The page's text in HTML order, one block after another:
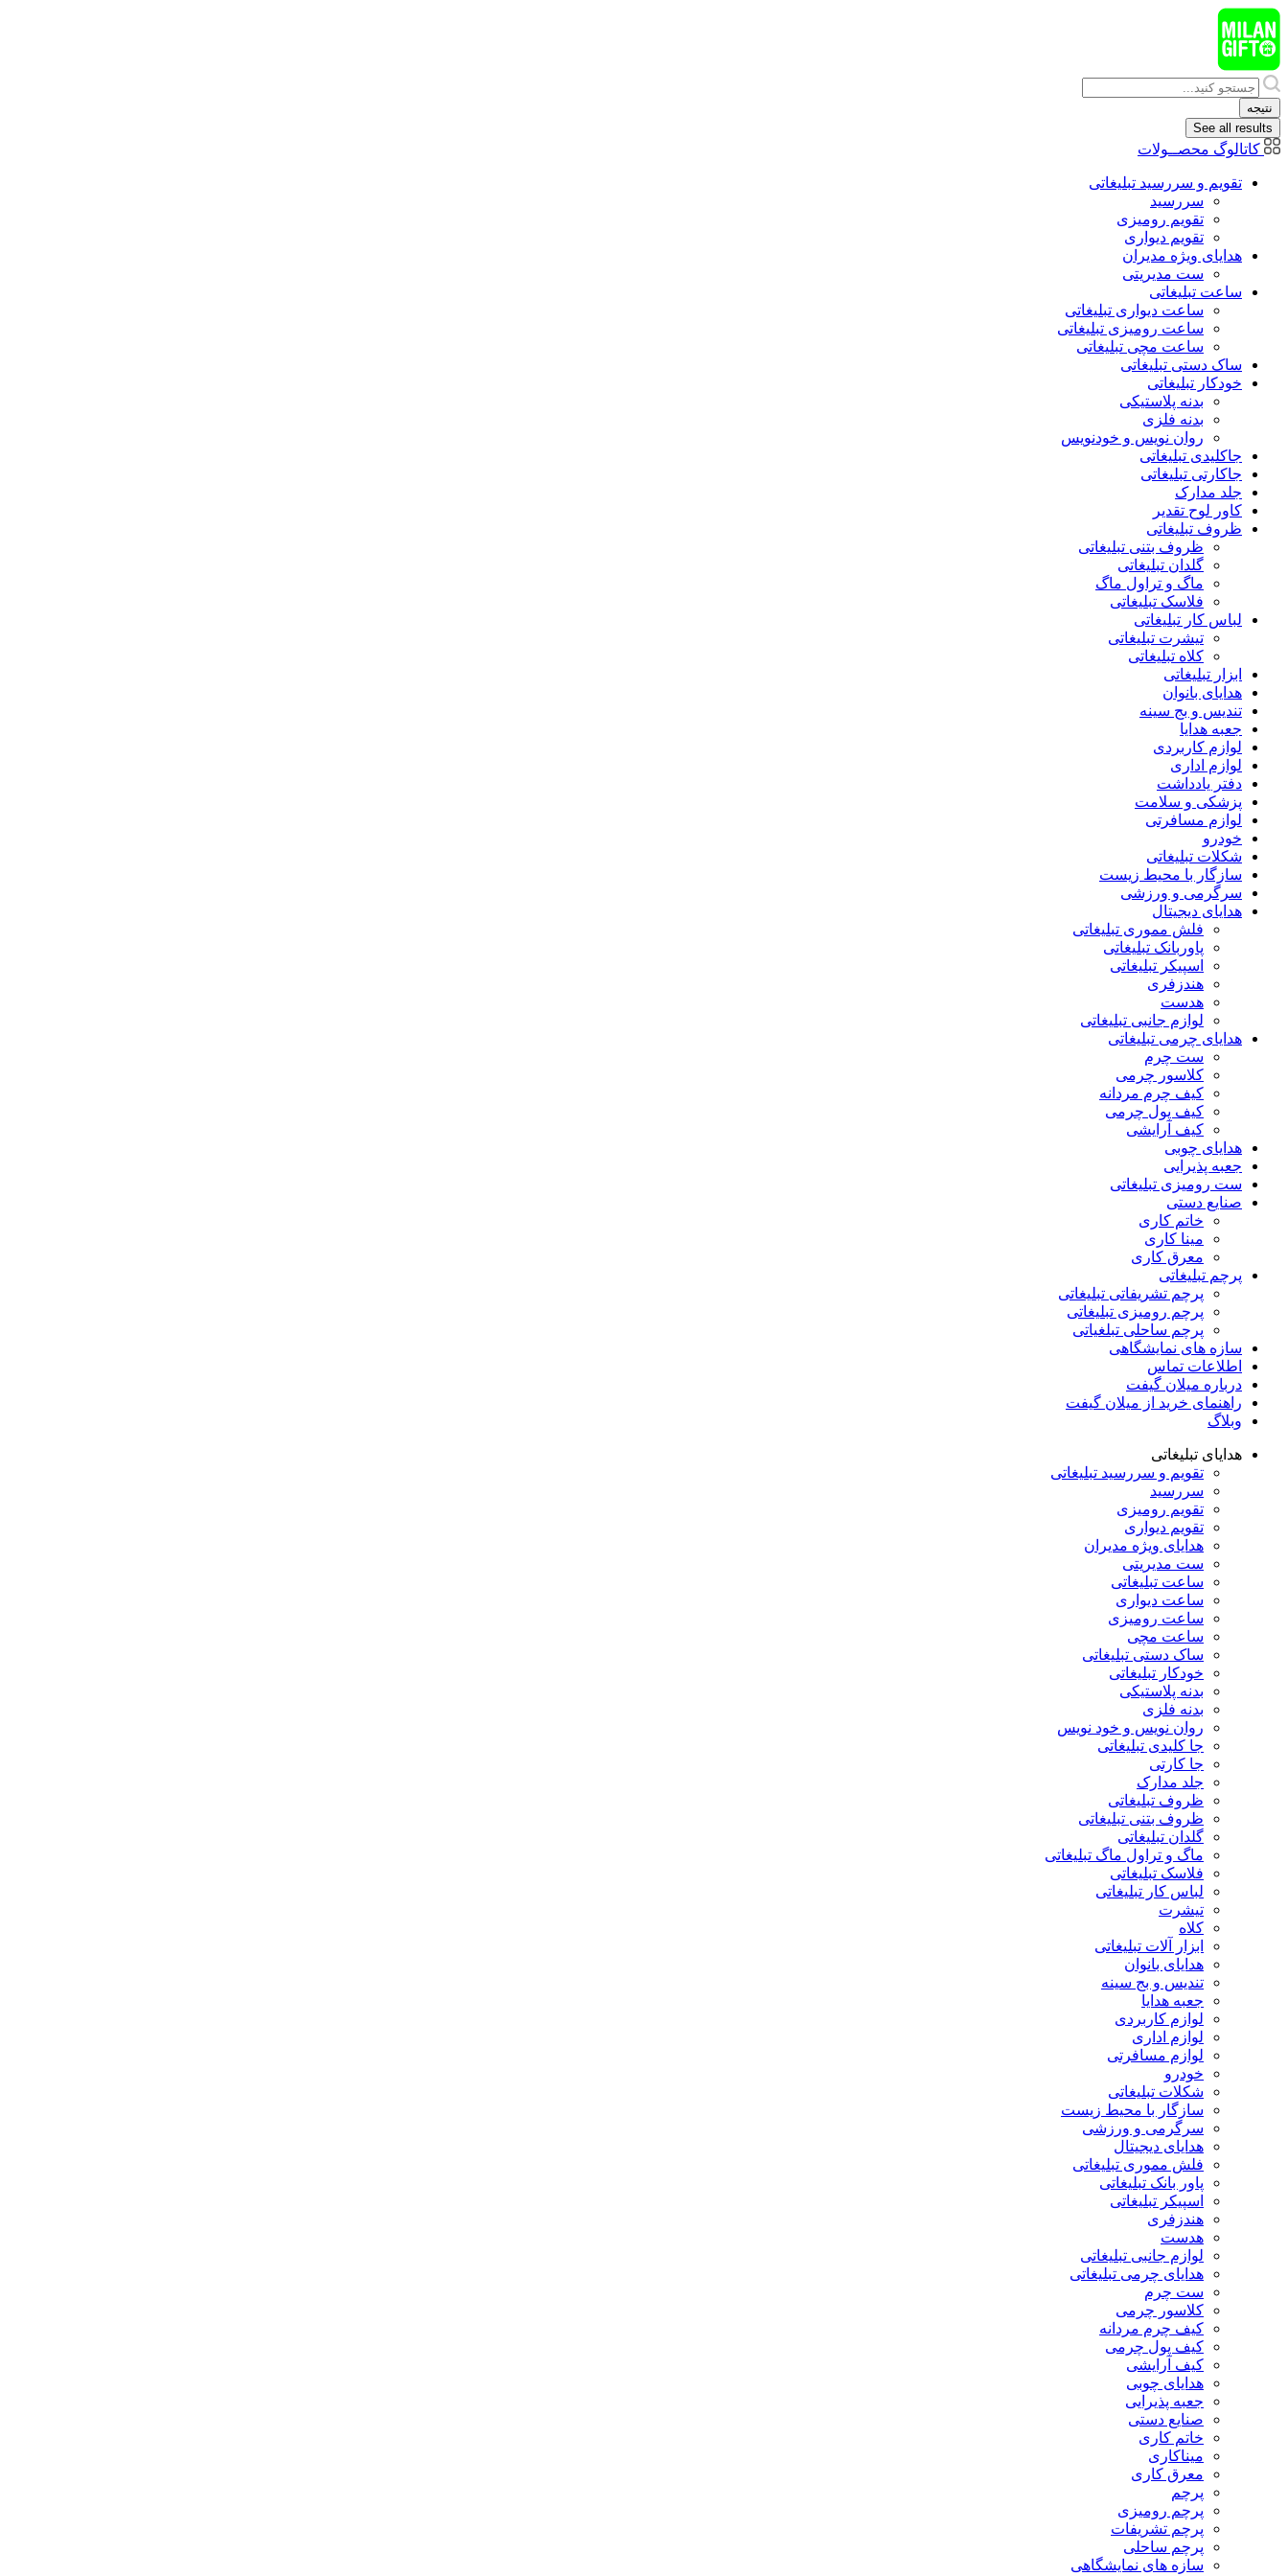
پرش
به
محتوا
Search
...
نتیجه
See all results
کاتالوگ محصــولات
تقویم و سررسید تبلیغاتی
سررسید
تقویم رومیزی
تقویم دیواری
هدایای ويژه مدیران
ست مدیریتی
ساعت تبلیغاتی
ساعت دیواری تبلیغاتی
ساعت رومیزی تبلیغاتی
ساعت مچی تبلیغاتی
ساک دستی تبلیغاتی
خودکار تبلیغاتی
بدنه پلاستیکی
بدنه فلزی
روان نویس و خودنویس
جاکلیدی تبلیغاتی
جاکارتی تبلیغاتی
جلد مدارک
کاور لوح تقدیر
ظروف تبلیغاتی
ظروف بتنی تبلیغاتی
گلدان تبلیغاتی
ماگ و تراول ماگ
فلاسک تبلیغاتی
لباس کار تبلیغاتی
تیشرت تبلیغاتی
کلاه تبلیغاتی
ابزار تبلیغاتی
هدایای بانوان
تندیس و بج سینه
جعبه هدایا
لوازم کاربردی
لوازم اداری
دفتر یادداشت
پزشکی و سلامت
لوازم مسافرتی
خودرو
شکلات تبلیغاتی
سازگار با محیط زیست
سرگرمی و ورزشی
هدایای دیجیتال
فلش مموری تبلیغاتی
پاوربانک تبلیغاتی
اسپیکر تبلیغاتی
هندزفری
هدست
لوازم جانبی تبلیغاتی
هدایای چرمی تبلیغاتی
ست چرم
کلاسور چرمی
کیف چرم مردانه
کیف پول چرمی
کیف آرایشی
هدایای چوبی
جعبه پذیرایی
ست رومیزی تبلیغاتی
صنایع دستی
خاتم کاری
مینا کاری
معرق کاری
پرچم تبلیغاتی
پرچم تشریفاتی تبلیغاتی
پرچم رومیزی تبلیغاتی
پرچم ساحلی تبلغیاتی
سازه های نمایشگاهی
اطلاعات تماس
درباره میلان گیفت
راهنمای خرید از میلان گیفت
وبلاگ
هدایای تبلیغاتی
تقویم و سررسید تبلیغاتی
سررسید
تقویم رومیزی
تقویم دیواری
هدایای ویژه مدیران
ست مدیریتی
ساعت تبلیغاتی
ساعت دیواری
ساعت رومیزی
ساعت مچی
ساک دستی تبلیغاتی
خودکار تبلیغاتی
بدنه پلاستیکی
بدنه فلزی
روان نویس و خود نویس
جا کلیدی تبلیغاتی
جا کارتی
جلد مدارک
ظروف تبلیغاتی
ظروف بتنی تبلیغاتی
گلدان تبلیغاتی
ماگ و تراول ماگ تبلیغاتی
فلاسک تبلیغاتی
لباس کار تبلیغاتی
تیشرت
کلاه
ابزار آلات تبلیغاتی
هدایای بانوان
تندیس و بج سینه
جعبه هدایا
لوازم کاربردی
لوازم اداری
لوازم مسافرتی
خودرو
شکلات تبلیغاتی
سازگار با محیط زیست
سرگرمی و ورزشی
هدایای دیجیتال
فلش مموری تبلیغاتی
پاور بانک تبلیغاتی
اسپیکر تبلیغاتی
هندزفری
هدست
لوازم جانبی تبلیغاتی
هدایای چرمی تبلیغاتی
ست چرم
کلاسور چرمی
کیف چرم مردانه
کیف پول چرمی
کیف آرایشی
هدایای چوبی
جعبه پذیرایی
صنایع دستی
خاتم کاری
میناکاری
معرق کاری
پرچم
پرچم رومیزی
پرچم تشریفات
پرچم ساحلی
سازه های نمایشگاهی